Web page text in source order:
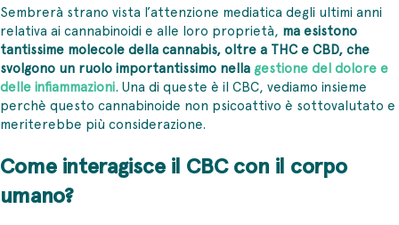
Sembrerà strano vista l’attenzione mediatica degli ultimi anni
relativa ai cannabinoidi e alle loro proprietà, ma esistono
tantissime molecole della cannabis, oltre a THC e CBD, che
svolgono un ruolo importantissimo nellagestione del dolore e
delle infiammazioni. Una di queste è il CBC, vediamo insieme
perchè questo cannabinoide non psicoattivo è sottovalutato e
meriterebbe più considerazione.
Come interagisce il CBC con il corpo
umano?